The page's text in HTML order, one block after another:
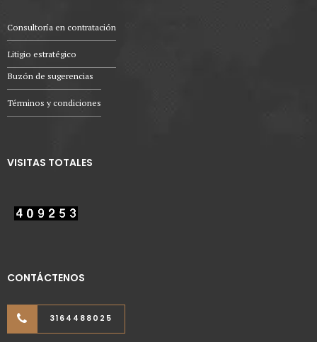
Consultoría en contratación
Litigio estratégico
Buzón de sugerencias
Términos y condiciones
VISITAS TOTALES
CONTÁCTENOS
3164488025